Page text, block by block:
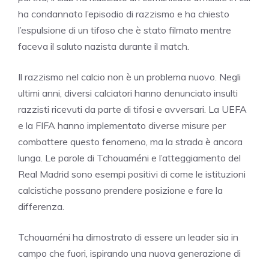
ha condannato l’episodio di razzismo e ha chiesto
l’espulsione di un tifoso che è stato filmato mentre
faceva il saluto nazista durante il match.
Il razzismo nel calcio non è un problema nuovo. Negli
ultimi anni, diversi calciatori hanno denunciato insulti
razzisti ricevuti da parte di tifosi e avversari. La UEFA
e la FIFA hanno implementato diverse misure per
combattere questo fenomeno, ma la strada è ancora
lunga. Le parole di Tchouaméni e l’atteggiamento del
Real Madrid sono esempi positivi di come le istituzioni
calcistiche possano prendere posizione e fare la
differenza.
Tchouaméni ha dimostrato di essere un leader sia in
campo che fuori, ispirando una nuova generazione di